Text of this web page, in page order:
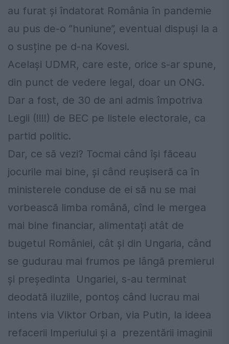
au furat și îndatorat România în pandemie
au pus de-o ”huniune”, eventual dispuși la a
o susține pe d-na Kovesi.
Același UDMR, care este, orice s-ar spune,
din punct de vedere legal, doar un ONG.
Dar a fost, de 30 de ani admis împotriva
Legii (!!!!) de BEC pe listele electorale, ca
partid politic.
Dar, ce să vezi? Tocmai când își făceau
jocurile mai bine, și când reușiseră ca în
ministerele conduse de ei să nu se mai
vorbească limba română, cînd le mergea
mai bine financiar, alimentați atât de
bugetul României, cât și din Ungaria, când
se gudurau mai frumos pe lângă premierul
și președinta Ungariei, s-au terminat
deodată iluziile, pontoș când lucrau mai
intens via Viktor Orban, via Putin, la ideea
refacerii Imperiului și a prezentării imaginii